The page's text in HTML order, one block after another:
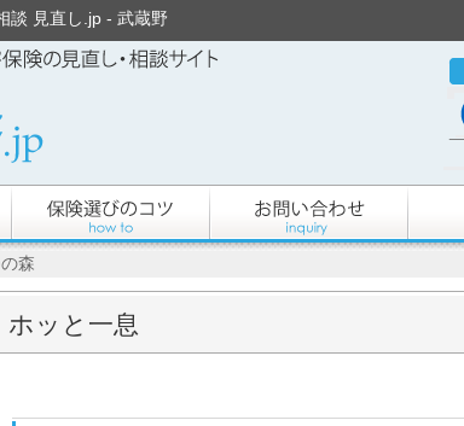
談 見直し.jp - 武蔵野
森
ホッと一息